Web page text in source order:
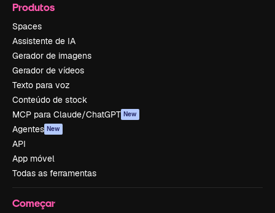
Produtos
Spaces
Assistente de IA
Gerador de imagens
Gerador de vídeos
Texto para voz
Conteúdo de stock
MCP para Claude/ChatGPT New
Agentes New
API
App móvel
Todas as ferramentas
Começar